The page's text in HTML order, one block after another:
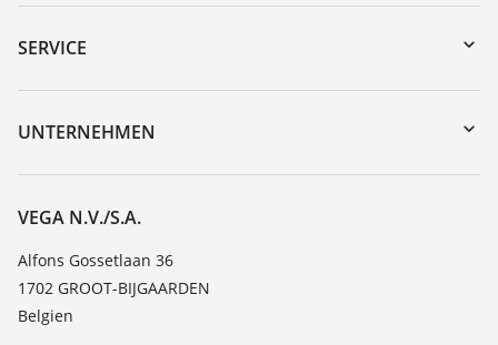
Download-Center
Gerätesuche (Seriennummer)
DTM Collection/PACTware
SERVICE
Geräterücksendung
Trainings
Beständigkeitsliste
TeamViewer
UNTERNEHMEN
Über VEGA
Kontakt
News
Presse
Blog
VEGA N.V./S.A.
Alfons Gossetlaan 36
1702 GROOT-BIJGAARDEN
Belgien